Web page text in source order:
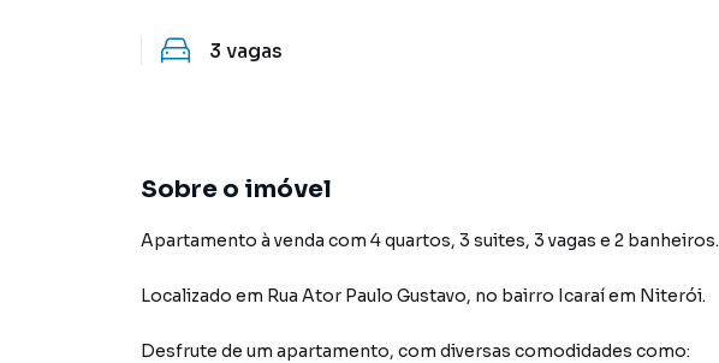
3 vagas
Sobre o imóvel
Apartamento à venda com 4 quartos, 3 suites, 3 vagas e 2 banheiros.
Localizado em Rua Ator Paulo Gustavo, no bairro Icaraíem Niterói.
Desfrute de um apartamento, com diversas comodidades como: